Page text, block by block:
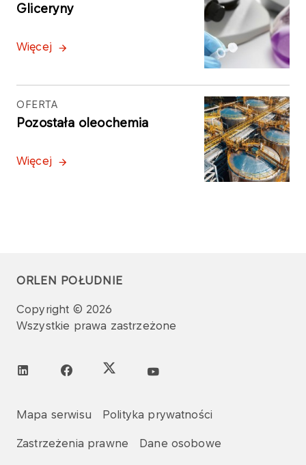
Gliceryny
Więcej
OFERTA
Pozostała oleochemia
Więcej
ORLEN POŁUDNIE
Copyright © 2026
Wszystkie prawa zastrzeżone
Mapa serwisu Polityka prywatności
Zastrzeżenia prawne Dane osobowe